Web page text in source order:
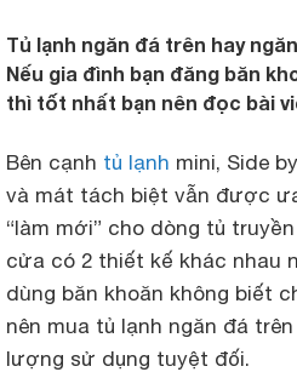
Tủ lạnh ngăn đá trên hay
Nếu gia đình bạn đăng băn
thì tốt nhất bạn nên đọc bài
Bên cạnh tủ lạnh mini, Side
và mát tách biệt vẫn được
“làm mới” cho dòng tủ
cửa có 2 thiết kế khác nhau
dùng băn khoăn không biết
nên mua tủ lạnh ngăn đá
lượng sử dụng tuyệt đối.